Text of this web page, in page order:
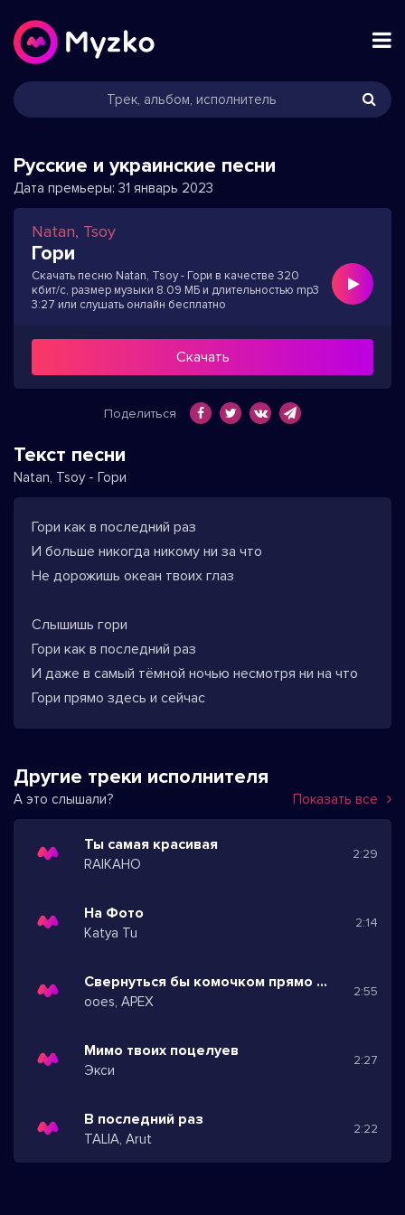
Русские и украинские песни
Дата премьеры: 31 январь 2023
Natan, Tsoy
Гори
Скачать песню Natan, Tsoy - Гори в качестве 320
кбит/с, размер музыки 8.09 МБ и длительностью mp3
3:27 или слушать онлайн бесплатно
Скачать
Поделиться
Текст песни
Natan, Tsoy - Гори
Гори как в последний раз
И больше никогда никому ни за что
Не дорожишь океан твоих глаз
Слышишь гори
Гори как в последний раз
И даже в самый тёмной ночью несмотря ни на что
Гори прямо здесь и сейчас
Другие треки исполнителя
А это слышали? Показать все
Ты самая красивая
RAIKAHO
2:29
На Фото
Katya Tu
2:14
Свернуться бы комочком прямо на твоих коленях
ooes, APEX
2:55
Мимо твоих поцелуев
Экси
2:27
В последний раз
TALIA, Arut
2:22